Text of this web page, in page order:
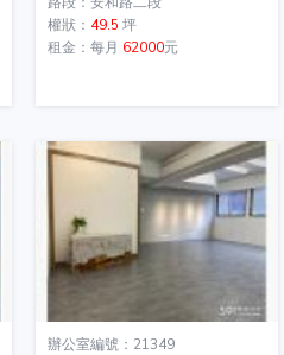
權狀： 49.5 坪
租金：每月 62000元
辦公室編號：21349